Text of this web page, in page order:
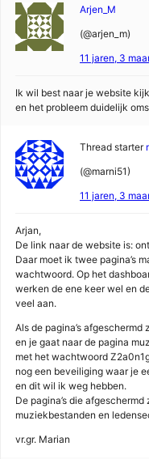
Arjen_M
(@arjen_m)
11 jaren, 3
Ik wil best naar je website
en het probleem duidelijk
Thread starter
(@marni51)
11 jaren, 3
Arjan,
De link naar de website is:
Daar moet ik twee pagina’s
wachtwoord. Op het
werken de ene keer wel en
veel aan.
Als de pagina’s
en je gaat naar de pagina
met het wachtwoord
nog een beveiliging waar je
en dit wil ik weg hebben.
De pagina’s die
muziekbestanden en
vr.gr. Marian